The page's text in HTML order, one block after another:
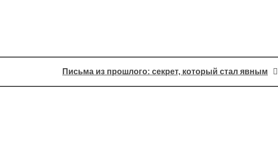
Письма из прошлого: секрет, который стал явным